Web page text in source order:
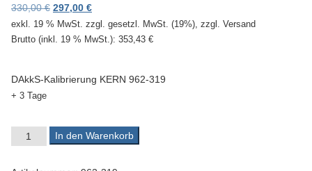
330,00€ Ursprünglicher Preis war: 330,00 €
297,00 €Aktueller Preis ist: 297,00 €.
exkl. 19 % MwSt. zzgl. gesetzl. MwSt. (19%), zzgl. Versand
Brutto (inkl. 19 % MwSt.): 353,43 €
DAkkS-Kalibrierung KERN 962-319
+ 3 Tage
DAkkS-Kalibrierschein 962-319 Menge
In den Warenkorb